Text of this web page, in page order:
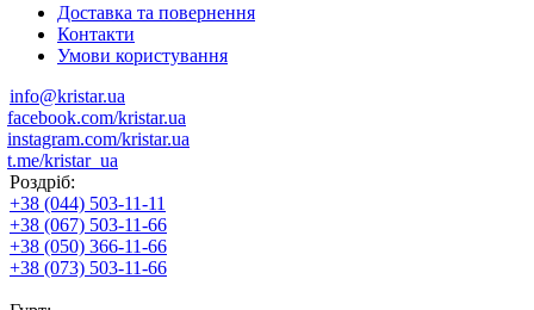
Доставка та повернення
Контакти
Умови користування
info@kristar.ua
facebook.com/kristar.ua
instagram.com/kristar.ua
t.me/kristar_ua
Роздріб:
+38 (044) 503-11-11
+38 (067) 503-11-66
+38 (050) 366-11-66
+38 (073) 503-11-66